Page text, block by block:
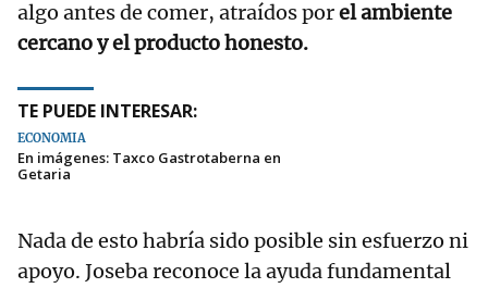
algo antes de comer, atraídos porel ambiente
cercano y el producto honesto.
TE PUEDE INTERESAR:
ECONOMÍA
En imágenes: Taxco Gastrotaberna en
Getaria
Nada de esto habría sido posible sin esfuerzo ni
apoyo. Joseba reconoce la ayuda fundamental